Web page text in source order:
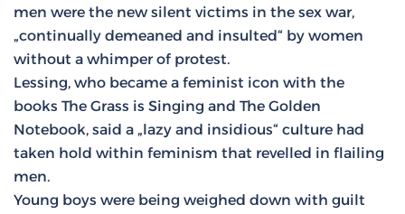
men were the new silent victims in the sex war,
„continually demeaned and insulted“ by women
without a whimper of protest.
Lessing, who became a feminist icon with the
books The Grass is Singing and The Golden
Notebook, said a „lazy and insidious“ culture had
taken hold within feminism that revelled in flailing
men.
Young boys were being weighed down with guilt